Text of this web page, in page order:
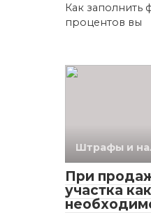
Как
процентов вы
Штрафы и
При
участка